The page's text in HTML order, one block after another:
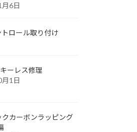
6日
ロール取り付け
ーレス修理
1日
カーボンラッピング